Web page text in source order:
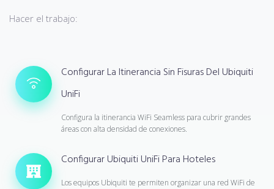
Hacer el trabajo:
Configurar La Itinerancia Sin Fisuras Del Ubiquiti
UniFi
Configura la itinerancia WiFi Seamless para cubrir grandes
áreas con alta densidad de conexiones.
Configurar Ubiquiti UniFi Para Hoteles
Los equipos Ubiquiti te permiten organizar una red WiFi de